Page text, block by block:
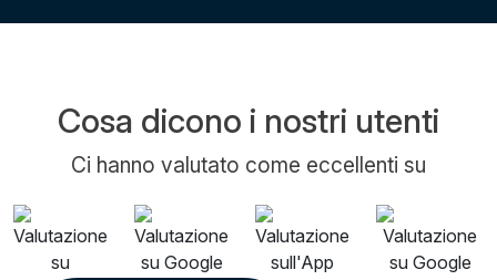
Cosa dicono i nostri utenti
Ci hanno valutato come eccellenti su